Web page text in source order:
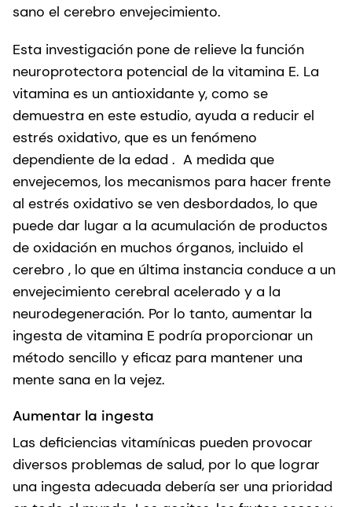
sano el cerebro envejecimiento.
Esta investigación pone de relieve la función
neuroprotectora potencial de la vitamina E. La
vitamina es un antioxidante y, como se
demuestra en este estudio, ayuda a reducir el
estrés oxidativo, que es un fenómeno
dependiente de la edad . A medida que
envejecemos, los mecanismos para hacer frente
al estrés oxidativo se ven desbordados, lo que
puede dar lugar a la acumulación de productos
de oxidación en muchos órganos, incluido el
cerebro , lo que en última instancia conduce a un
envejecimiento cerebral acelerado y a la
neurodegeneración. Por lo tanto, aumentar la
ingesta de vitamina E podría proporcionar un
método sencillo y eficaz para mantener una
mente sana en la vejez.
Aumentar la ingesta
Las deficiencias vitamínicas pueden provocar
diversos problemas de salud, por lo que lograr
una ingesta adecuada debería ser una prioridad